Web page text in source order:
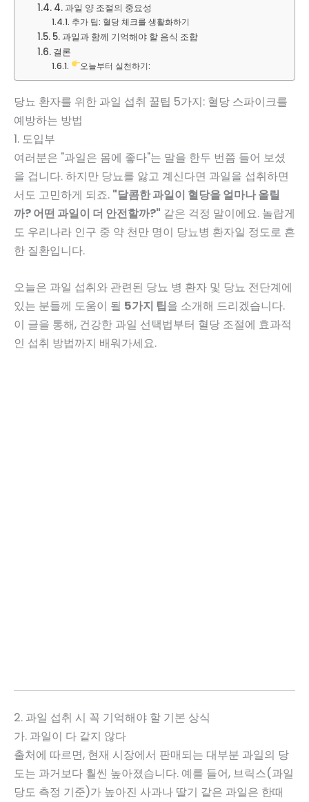
4. 과일 양 조절의 중요성
추가 팁: 혈당 체크를 생활화하기
5. 과일과 함께 기억해야 할 음식 조합
결론
오늘부터 실천하기:
당뇨 환자를 위한 과일 섭취 꿀팁 5가지: 혈당 스파이크를
예방하는 방법
1. 도입부
여러분은 "과일은 몸에 좋다"는 말을 한두 번쯤 들어 보셨
을 겁니다. 하지만 당뇨를 앓고 계신다면 과일을 섭취하면
서도 고민하게 되죠. "달콤한 과일이 혈당을 얼마나 올릴
까? 어떤 과일이 더 안전할까?" 같은 걱정 말이에요. 놀랍게
도 우리나라 인구 중 약 천만 명이 당뇨병 환자일 정도로 흔
한 질환입니다.
오늘은 과일 섭취와 관련된 당뇨 병 환자 및 당뇨 전단계에
있는 분들께 도움이 될 5가지 팁을 소개해 드리겠습니다.
이 글을 통해, 건강한 과일 선택법부터 혈당 조절에 효과적
인 섭취 방법까지 배워가세요.
2. 과일 섭취 시 꼭 기억해야 할 기본 상식
가. 과일이 다 같지 않다
출처에 따르면, 현재 시장에서 판매되는 대부분 과일의 당
도는 과거보다 훨씬 높아졌습니다. 예를 들어, 브릭스(과일
당도 측정 기준)가 높아진 사과나 딸기 같은 과일은 한때